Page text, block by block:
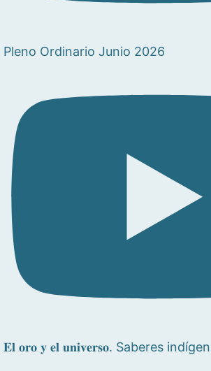
Pleno Ordinario Junio 2026
𝐄𝐥 𝐨𝐫𝐨 𝐲 𝐞𝐥 𝐮𝐧𝐢𝐯𝐞𝐫𝐬𝐨. Saberes